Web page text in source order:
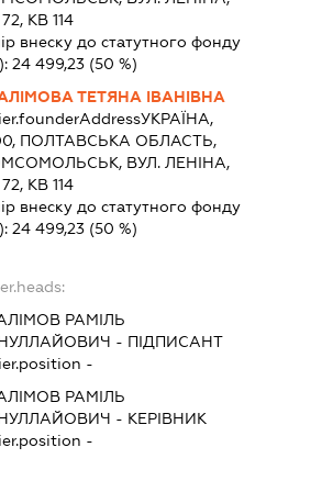
КВ 114
внеску до статутного фонду
24 499,23 (50 %)
ТЕТЯНА ІВАНІВНА
УКРАЇНА,
ПОЛТАВСЬКА ОБЛАСТЬ,
ВУЛ. ЛЕНІНА,
КВ 114
внеску до статутного фонду
24 499,23 (50 %)
РАМІЛЬ
- ПІДПИСАНТ
-
РАМІЛЬ
- КЕРІВНИК
-